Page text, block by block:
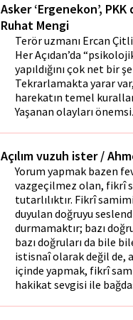
Asker ‘Ergenekon’, PKK
Ruhat Mengi
Terör uzmanı Ercan
Her Açıdan’da
yapıldığını çok net bir
Tekrarlamakta yarar
harekatın temel
Yaşanan olayları
Açılım vuzuh ister /
Yorum yapmak bazen
vazgeçilmez olan, fikrî
tutarlılıktır. Fikrî
duyulan doğruyu
durmamaktır; bazı
bazı doğruları da bile
istisnaî olarak değil de,
içinde yapmak, fikrî
hakikat sevgisi ile